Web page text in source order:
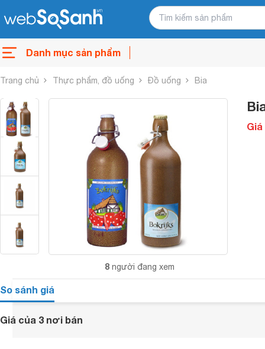
Danh mục sản phẩm
Trang chủ Thực phẩm, đồ uống Đồ uống Bia
8 người đang xem
So sánh giá
Giá của 3 nơi bán